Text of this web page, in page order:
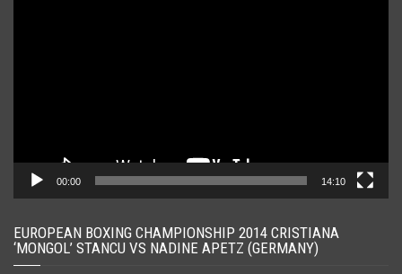
00:00 14:10
EUROPEAN BOXING CHAMPIONSHIP 2014 CRISTIANA
‘MONGOL’ STANCU VS NADINE APETZ (GERMANY)